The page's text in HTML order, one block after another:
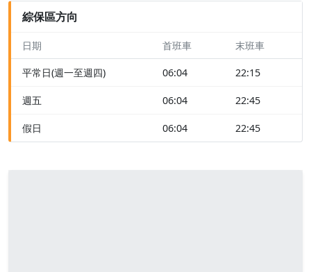
綜保區方向
日期 首班車 末班車
平常日(週一至週四) 06:04 22:15
週五 06:04 22:45
假日 06:04 22:45